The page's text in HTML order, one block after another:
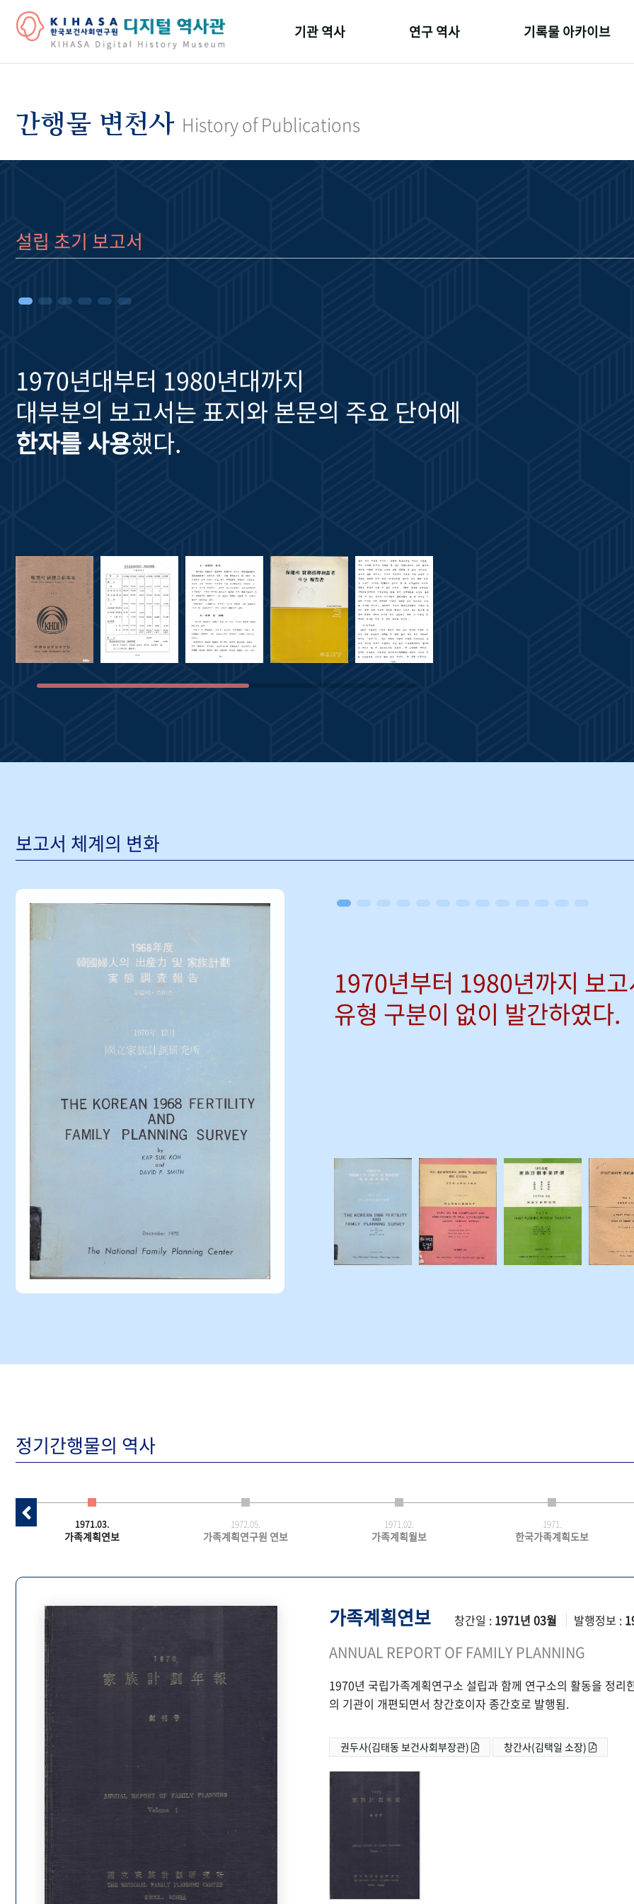
기관 역사
기관 변천사
연구 역사 기록물 아카이브
간행물 변천사 History of Publications
설립 초기 보고서
1970년대부터 1980년대까지
대부분의 보고서는 표지와 본문의 주요 단어에
한자를 사용했다.
보고서 체계의 변화
1970년부터 1980년까지 보
유형 구분이 없이 발간하였다.
정기간행물의 역사
1971.03.
가족계획연보
1972.05.
가족계획연구원 연보
1971.02.
가족계획월보
1971.
한국가족계획도보
가족계획연보 창간일 : 1971년 03월 발행정보 :
ANNUAL REPORT OF FAMILY PLANNING
1970년 국립가족계획연구소 설립과 함께 연구소의 활동을 정
의 기관이 개편되면서 창간호이자 종간호로 발행됨.
권두사(김태동 보건사회부장관) 창간사(김택일 소장)